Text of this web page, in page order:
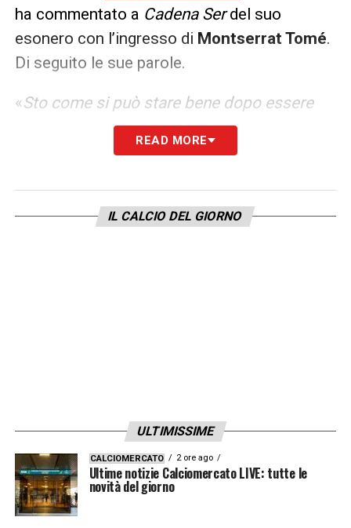
ha commentato a Cadena Serdel suo
esonero con l’ingresso di Montserrat Tomé.
Di seguito le sue parole.
«Sto come si può stare bene dopo essere
stati campioni del mondo 16 giorni fa, aver
rinnovato per altri 5 anni con un ingaggio
READ MORE
IL CALCIO DEL GIORNO
ULTIMISSIME
CALCIOMERCATO 2 ore ago
Ultime notizie Calciomercato LIVE: tutte le
novità del giorno